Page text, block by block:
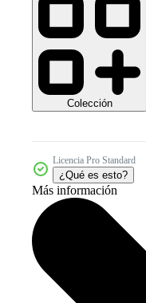
Colección
Licencia Pro Standard
¿Qué es esto?
Más información